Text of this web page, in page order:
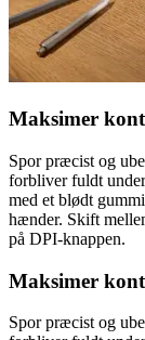
Maksimer
Spor præcist og
forbliver fuldt
med et blødt
hænder. Skift
på DPI-knappen.
Maksimer
Spor præcist og